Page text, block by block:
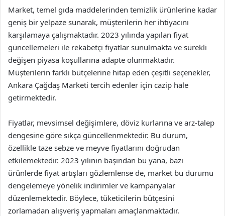
Market, temel gıda maddelerinden temizlik ürünlerine kadar
geniş bir yelpaze sunarak, müşterilerin her ihtiyacını
karşılamaya çalışmaktadır. 2023 yılında yapılan fiyat
güncellemeleri ile rekabetçi fiyatlar sunulmakta ve sürekli
değişen piyasa koşullarına adapte olunmaktadır.
Müşterilerin farklı bütçelerine hitap eden çeşitli seçenekler,
Ankara Çağdaş Marketi tercih edenler için cazip hale
getirmektedir.
Fiyatlar, mevsimsel değişimlere, döviz kurlarına ve arz-talep
dengesine göre sıkça güncellenmektedir. Bu durum,
özellikle taze sebze ve meyve fiyatlarını doğrudan
etkilemektedir. 2023 yılının başından bu yana, bazı
ürünlerde fiyat artışları gözlemlense de, market bu durumu
dengelemeye yönelik indirimler ve kampanyalar
düzenlemektedir. Böylece, tüketicilerin bütçesini
zorlamadan alışveriş yapmaları amaçlanmaktadır.